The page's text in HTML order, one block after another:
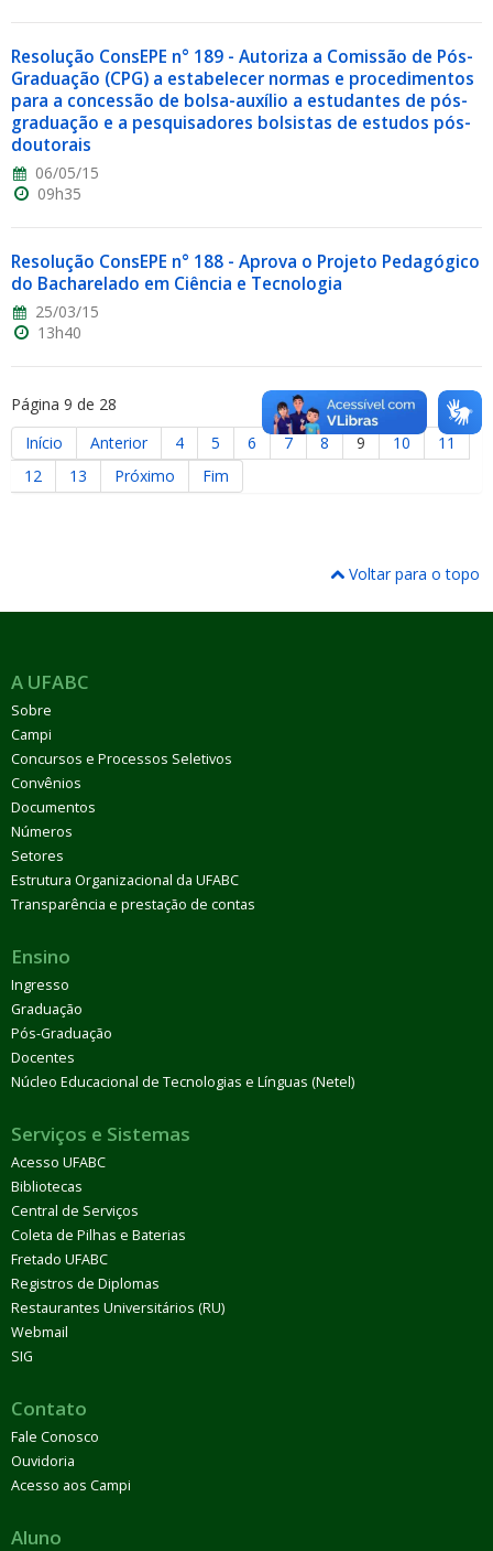
Resolução ConsEPE n° 189 - Autoriza a Comissão de Pós-
Graduação (CPG) a estabelecer normas e procedimentos
para a concessão de bolsa-auxílio a estudantes de pós-
graduação e a pesquisadores bolsistas de estudos pós-
doutorais
06/05/15
09h35
Resolução ConsEPE n° 188 - Aprova o Projeto Pedagógico
do Bacharelado em Ciência e Tecnologia
25/03/15
13h40
Página 9 de 28
Início
Anterior 4 5 6 7 8 9 10
11
12
13 Próximo Fim
Voltar para o topo
A UFABC
Sobre
Campi
Concursos e Processos Seletivos
Convênios
Documentos
Números
Setores
Estrutura Organizacional da UFABC
Transparência e prestação de contas
Ensino
Ingresso
Graduação
Pós-Graduação
Docentes
Núcleo Educacional de Tecnologias e Línguas (Netel)
Serviços e Sistemas
Acesso UFABC
Bibliotecas
Central de Serviços
Coleta de Pilhas e Baterias
Fretado UFABC
Registros de Diplomas
Restaurantes Universitários (RU)
Webmail
SIG
Contato
Fale Conosco
Ouvidoria
Acesso aos Campi
Aluno